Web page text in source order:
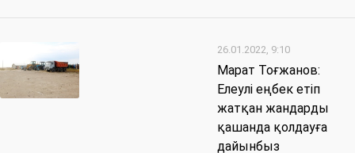
26.01.2022, 9:10
Марат Тоғжанов:
Елеулі еңбек етіп
жатқан жандарды
қашанда қолдауға
дайынбыз